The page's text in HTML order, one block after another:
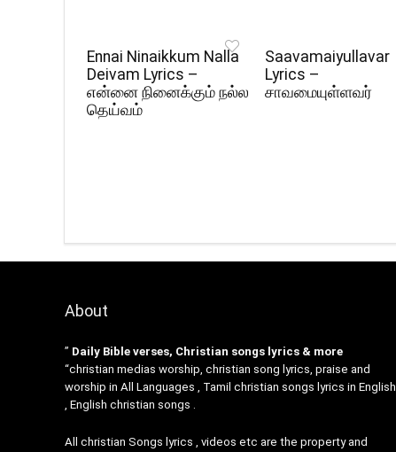
Ennai Ninaikkum Nalla
Deivam Lyrics –
என்னை நினைக்கும் நல்ல
தெய்வம்
Saavamaiyullavar
Lyrics –
சாவமையுள்ளவர்
About
” Daily Bible verses, Christian songs lyrics & more
“christian medias worship, christian song lyrics, praise and
worship in All Languages , Tamil christian songs lyrics in English
, English christian songs .
All christian Songs lyrics , videos etc are the property and